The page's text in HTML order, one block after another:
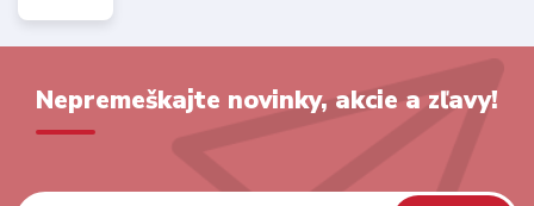
Nepremeškajte novinky, akcie a zľavy!